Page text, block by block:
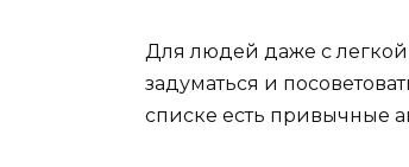
Для людей даже с легкой
задуматься и
списке есть привычные